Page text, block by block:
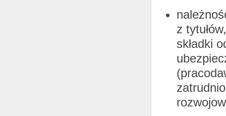
z
składki